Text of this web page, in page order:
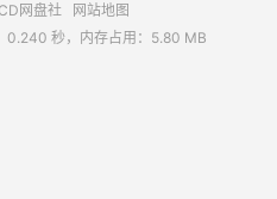
CD网盘社
网站地图
0.240 秒，内存占用：5.80 MB